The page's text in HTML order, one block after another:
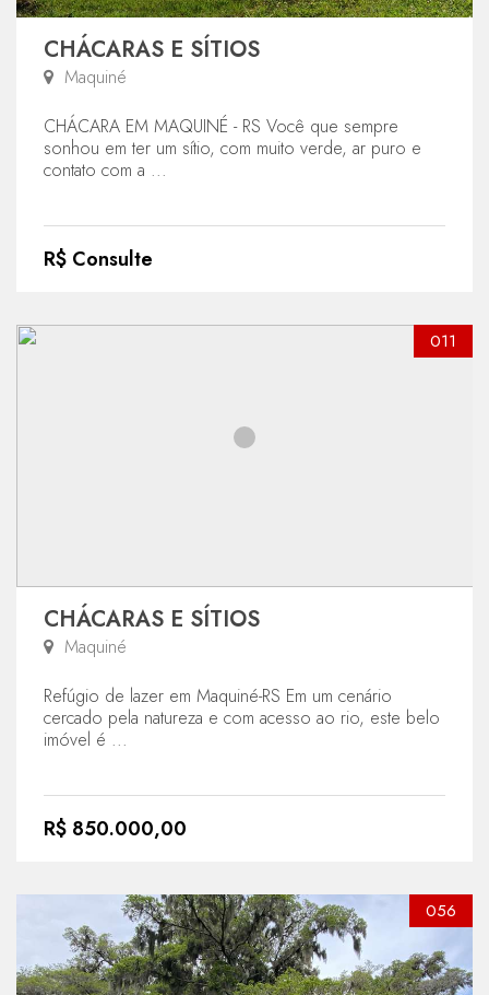
CHÁCARAS E SÍTIOS
Maquiné
CHÁCARA EM MAQUINÉ - RS Você que sempre
sonhou em ter um sítio, com muito verde, ar puro e
contato com a ...
R$ Consulte
011
CHÁCARAS E SÍTIOS
Maquiné
Refúgio de lazer em Maquiné-RS Em um cenário
cercado pela natureza e com acesso ao rio, este belo
imóvel é ...
R$ 850.000,00
056